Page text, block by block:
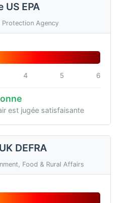
US EPA
Protection Agency
4 5 6
est jugée satisfaisante
DEFRA
Food & Rural Affairs